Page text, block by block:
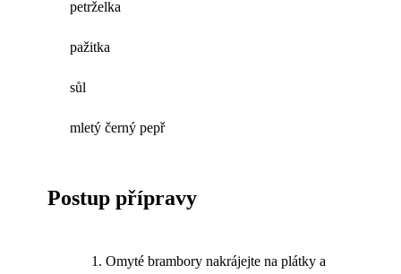
petrželka
pažitka
sůl
mletý černý pepř
Postup přípravy
Omyté brambory nakrájejte na plátky a